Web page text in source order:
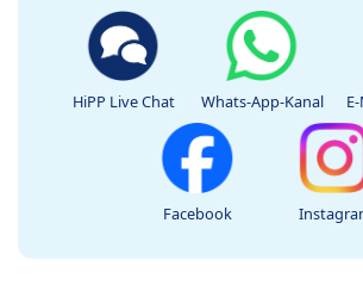
HiPP Live Chat Whats-App-Kanal
Facebook